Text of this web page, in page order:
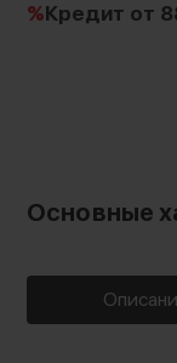
%Кредит от
Основные